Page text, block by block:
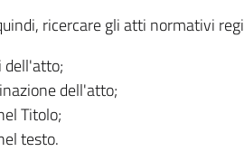
ricercare gli atti normativi
dell'atto;
dell'atto;
Titolo;
testo.